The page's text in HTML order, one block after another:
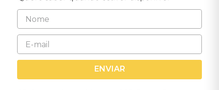
ENVIAR